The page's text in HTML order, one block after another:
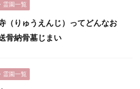
霊園一覧
（りゅうえんじ）ってどんなお
骨納骨墓じまい
霊園一覧